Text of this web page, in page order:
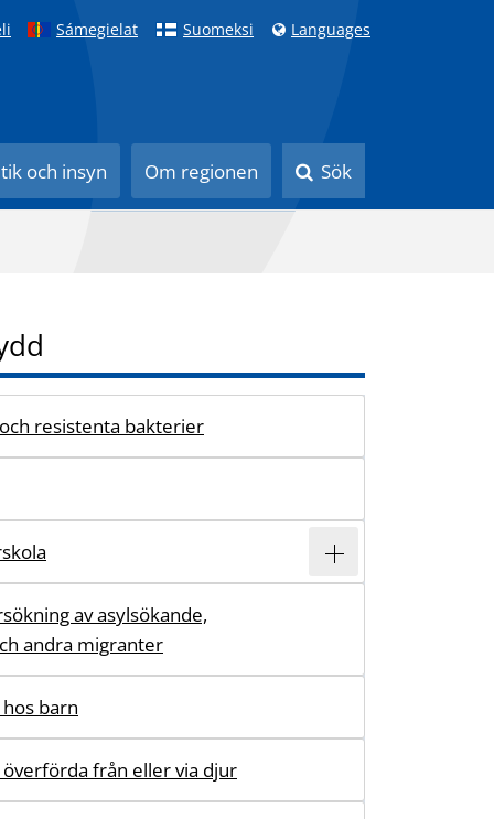
Sámegielat Suomeksi Languages
och insyn Om regionen Sök
resistenta bakterier
av asylsökande,
andra migranter
barn
från eller via djur